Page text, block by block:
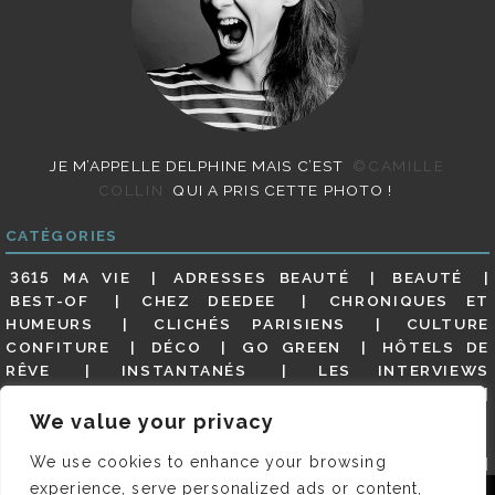
We value your privacy
We use cookies to enhance your browsing
experience, serve personalized ads or content,
JE M’APPELLE DELPHINE MAIS C’EST
©CAMILLE
COLLIN
QUI A PRIS CETTE PHOTO !
CATÉGORIES
3615 MA VIE ADRESSES BEAUTÉ
BEAUTÉ
BEST-OF
CHEZ DEEDEE
CHRONIQUES ET
HUMEURS
CLICHÉS PARISIENS
CULTURE
CONFITURE
DÉCO GO GREEN
HÔTELS DE
RÊVE
INSTANTANÉS
LES INTERVIEWS
MES ADRESSES
MODE NON CLASSÉ
GUIDE
PARIS EN PHOTOS
RESTAURANTS
REVUE DE PRESSE DÉTAILLÉE, SIOU PLAIT